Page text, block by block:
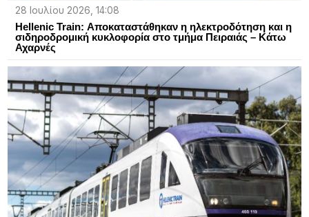
28 Ιουλίου 2026, 14:08
Hellenic Train: Αποκαταστάθηκαν η ηλεκτροδότηση και η
σιδηροδρομική κυκλοφορία στο τμήμα Πειραιάς – Κάτω
Αχαρνές